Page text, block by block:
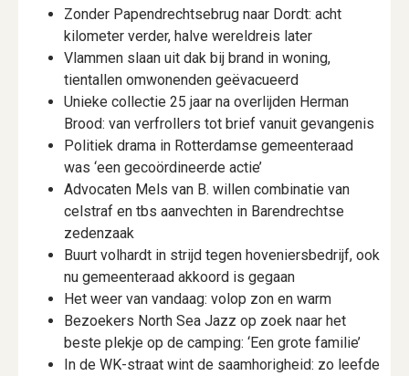
Zonder Papendrechtsebrug naar Dordt: acht
kilometer verder, halve wereldreis later
Vlammen slaan uit dak bij brand in woning,
tientallen omwonenden geëvacueerd
Unieke collectie 25 jaar na overlijden Herman
Brood: van verfrollers tot brief vanuit gevangenis
Politiek drama in Rotterdamse gemeenteraad
was ‘een gecoördineerde actie’
Advocaten Mels van B. willen combinatie van
celstraf en tbs aanvechten in Barendrechtse
zedenzaak
Buurt volhardt in strijd tegen hoveniersbedrijf, ook
nu gemeenteraad akkoord is gegaan
Het weer van vandaag: volop zon en warm
Bezoekers North Sea Jazz op zoek naar het
beste plekje op de camping: ‘Een grote familie’
In de WK-straat wint de saamhorigheid: zo leefde